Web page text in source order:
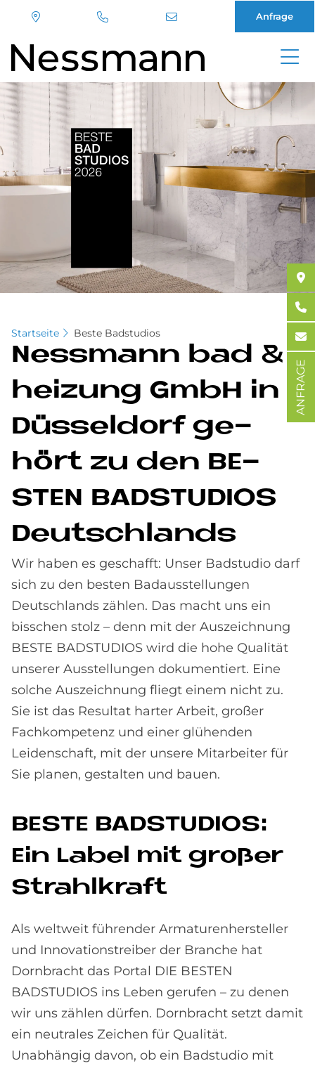
Direkt
zum
Inhalt
Anfrage
Startseite Beste Badstudios
Ness­mann bad &
hei­zung GmbH in
Düs­sel­dorf ge­
hört zu den BE­
STEN BAD­STU­DI­OS
Deutsch­lands
Wir haben es geschafft: Unser Badstudio darf
sich zu den besten Badausstellungen
Deutschlands zählen. Das macht uns ein
bisschen stolz – denn mit der Auszeichnung
BESTE BADSTUDIOS wird die hohe Qualität
unserer Ausstellungen dokumentiert. Eine
solche Auszeichnung fliegt einem nicht zu.
Sie ist das Resultat harter Arbeit, großer
Fachkompetenz und einer glühenden
Leidenschaft, mit der unsere Mitarbeiter für
Sie planen, gestalten und bauen.
BE­STE BAD­STU­DI­OS:
Ein La­bel mit gro­ßer
Strahl­kraft
Als weltweit führender Armaturenhersteller
und Innovationstreiber der Branche hat
Dornbracht das Portal DIE BESTEN
BADSTUDIOS ins Leben gerufen – zu denen
wir uns zählen dürfen. Dornbracht setzt damit
ein neutrales Zeichen für Qualität.
Unabhängig davon, ob ein Badstudio mit
ANFRAGE